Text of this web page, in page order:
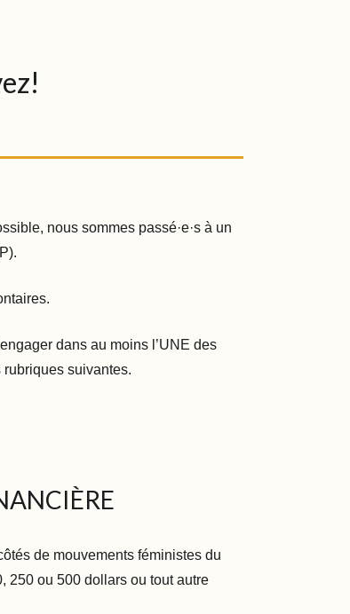
nous sommes passé·e·s à un
dans au moins l’UNE des
suivantes.
de mouvements féministes du
250 ou 500 dollars ou tout autre